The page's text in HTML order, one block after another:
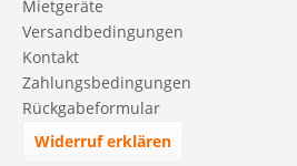
Mietgeräte
Versandbedingungen
Kontakt
Zahlungsbedingungen
Rückgabeformular
Widerruf erklären